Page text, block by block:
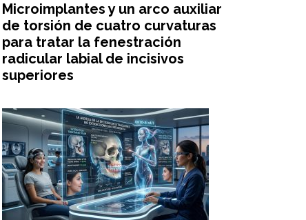
Microimplantes y un arco auxiliar
de torsión de cuatro curvaturas
para tratar la fenestración
radicular labial de incisivos
superiores